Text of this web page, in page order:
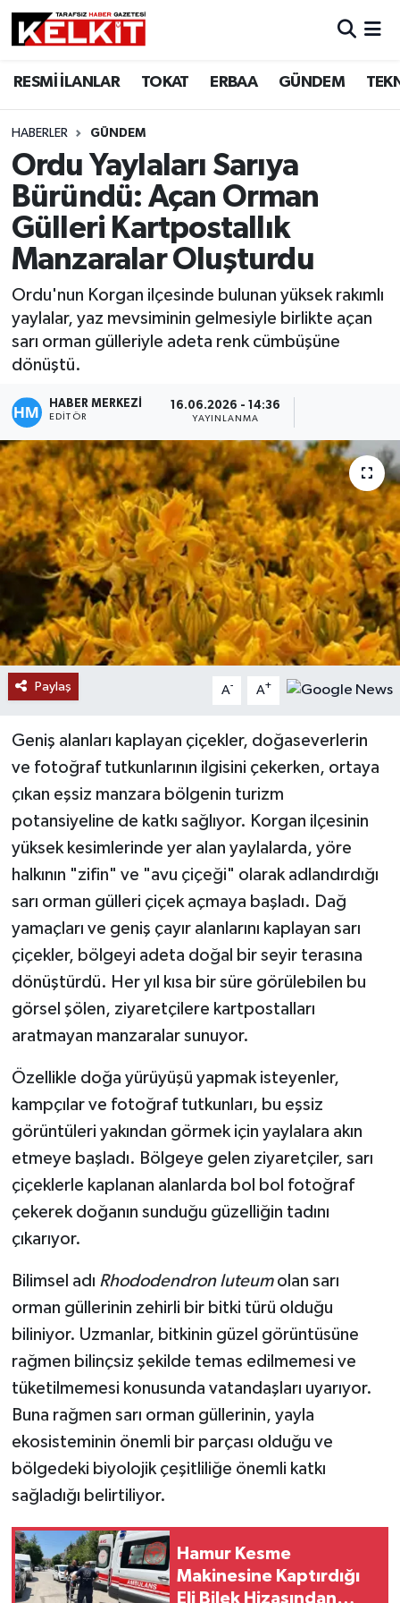
RESMİ İLANLAR TOKAT ERBAA GÜNDEM
HABERLER GÜNDEM
Ordu Yaylaları Sarıya
Büründü: Açan Orman
Gülleri Kartpostallık
Manzaralar Oluşturdu
Ordu'nun Korgan ilçesinde bulunan yüksek rakımlı
yaylalar, yaz mevsiminin gelmesiyle birlikte açan
sarı orman gülleriyle adeta renk cümbüşüne
dönüştü.
HABER MERKEZİ
EDITÖR
16.06.2026 - 14:36
YAYINLANMA
Paylaş A- A+
Geniş alanları kaplayan çiçekler, doğaseverlerin
ve fotoğraf tutkunlarının ilgisini çekerken, ortaya
çıkan eşsiz manzara bölgenin turizm
potansiyeline de katkı sağlıyor. Korgan ilçesinin
yüksek kesimlerinde yer alan yaylalarda, yöre
halkının "zifin" ve "avu çiçeği" olarak adlandırdığı
sarı orman gülleri çiçek açmaya başladı. Dağ
yamaçları ve geniş çayır alanlarını kaplayan sarı
çiçekler, bölgeyi adeta doğal bir seyir terasına
dönüştürdü. Her yıl kısa bir süre görülebilen bu
görsel şölen, ziyaretçilere kartpostalları
aratmayan manzaralar sunuyor.
Özellikle doğa yürüyüşü yapmak isteyenler,
kampçılar ve fotoğraf tutkunları, bu eşsiz
görüntüleri yakından görmek için yaylalara akın
etmeye başladı. Bölgeye gelen ziyaretçiler, sarı
çiçeklerle kaplanan alanlarda bol bol fotoğraf
çekerek doğanın sunduğu güzelliğin tadını
çıkarıyor.
Bilimsel adı Rhododendron luteumolan sarı
orman güllerinin zehirli bir bitki türü olduğu
biliniyor. Uzmanlar, bitkinin güzel görüntüsüne
rağmen bilinçsiz şekilde temas edilmemesi ve
tüketilmemesi konusunda vatandaşları uyarıyor.
Buna rağmen sarı orman güllerinin, yayla
ekosisteminin önemli bir parçası olduğu ve
bölgedeki biyolojik çeşitliliğe önemli katkı
sağladığı belirtiliyor.
Hamur Kesme
Makinesine Kaptırdığı
Eli Bilek Hizasından